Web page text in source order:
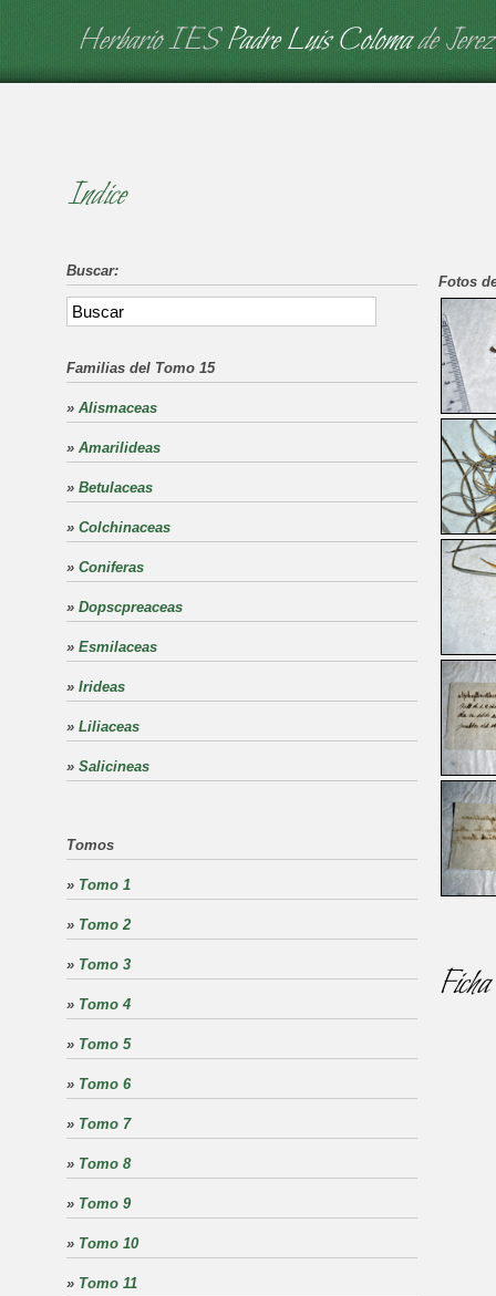
Herbario IES Padre Luis Colomade Jerez
Fotos
Indice
Buscar:
Familias del Tomo 15
» Alismaceas
» Amarilideas
» Betulaceas
» Colchinaceas
» Coniferas
» Dopscpreaceas
» Esmilaceas
» Irideas
» Liliaceas
» Salicineas
Tomos
» Tomo 1
» Tomo 2
» Tomo 3
» Tomo 4
» Tomo 5
» Tomo 6
» Tomo 7
» Tomo 8
» Tomo 9
» Tomo 10
» Tomo 11